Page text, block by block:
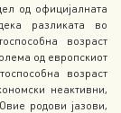
од официјалната
разликата во
возраст
од европскиот
возраст
неактивни,
родови јазови,